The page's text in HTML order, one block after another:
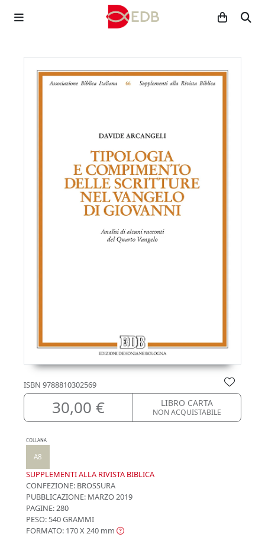
ISBN 9788810302569
30,00 € LIBRO CARTA
NON ACQUISTABILE
COLLANA
A8
SUPPLEMENTI ALLA RIVISTA BIBLICA
CONFEZIONE: BROSSURA
PUBBLICAZIONE: MARZO 2019
PAGINE: 280
PESO: 540 GRAMMI
FORMATO: 170 X 240 mm